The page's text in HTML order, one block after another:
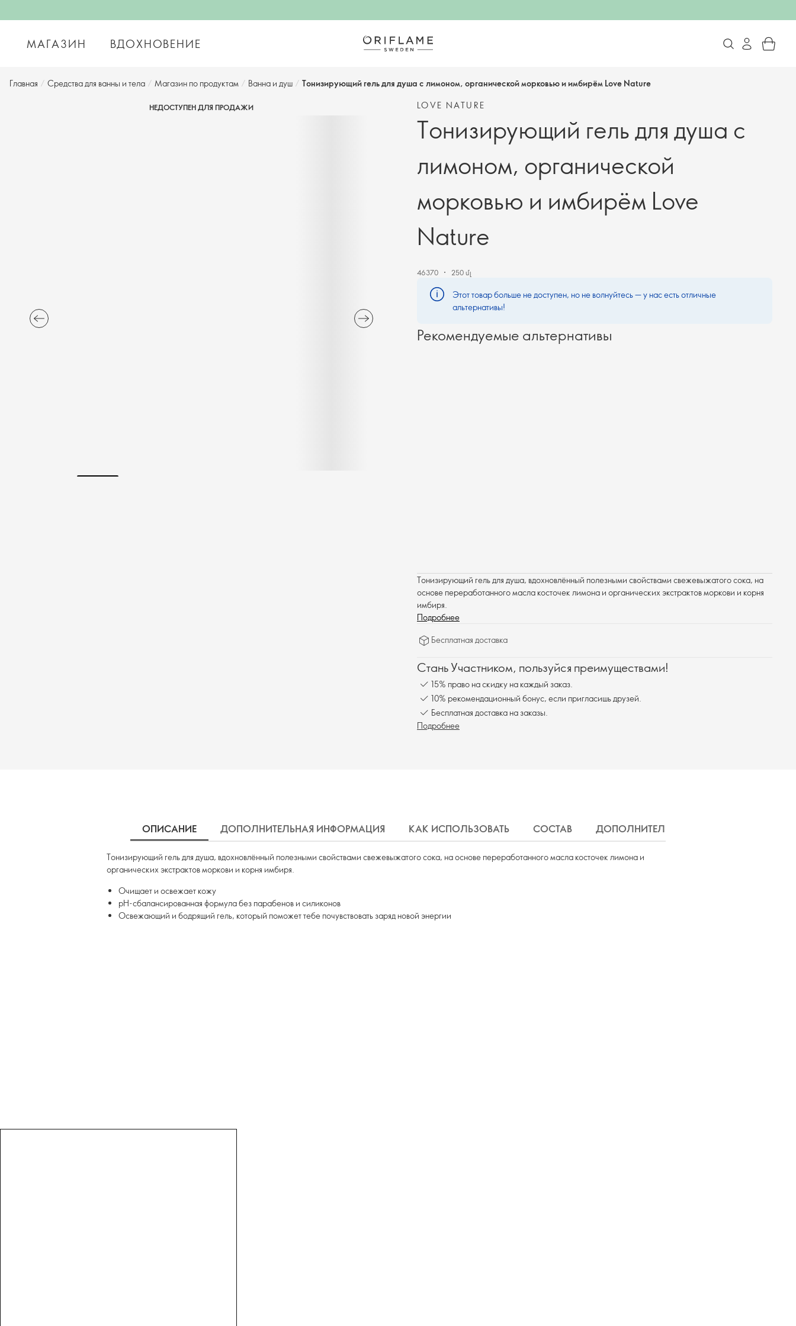
МАГАЗИН ВДОХНОВЕНИЕ
Главная / Средства для ванны и тела / Магазин по продуктам / Ванна и душ / Тонизирующий гель для душа с лимоном, органической морковью и имбирём Love Nature
НЕДОСТУПЕН ДЛЯ ПРОДАЖИ LOVE NATURE
Тонизирующий гель для душа с
лимоном, органической
морковью и имбирём Love
Nature
46370 250 մլ
Этот товар больше не доступен, но не волнуйтесь — у нас есть отличные
альтернативы!
Рекомендуемые альтернативы
Тонизирующий гель для душа, вдохновлённый полезными свойствами свежевыжатого сока, на
основе переработанного масла косточек лимона и органических экстрактов моркови и корня
имбиря.
Подробнее
Бесплатная доставка
Стань Участником, пользуйся преимуществами!
15% право на скидку на каждый заказ.
10% рекомендационный бонус, если пригласишь друзей.
Бесплатная доставка на заказы.
Подробнее
ОПИСАНИЕ ДОПОЛНИТЕЛЬНАЯ ИНФОРМАЦИЯ КАК ИСПОЛЬЗОВАТЬ СОСТАВ ДОПОЛНИТЕЛЬНАЯ ИНФОРМАЦИЯ
Тонизирующий гель для душа, вдохновлённый полезными свойствами свежевыжатого сока, на основе переработанного масла косточек лимона и
органических экстрактов моркови и корня имбиря.
Очищает и освежает кожу
pH-сбалансированная формула без парабенов и силиконов
Освежающий и бодрящий гель, который поможет тебе почувствовать заряд новой энергии